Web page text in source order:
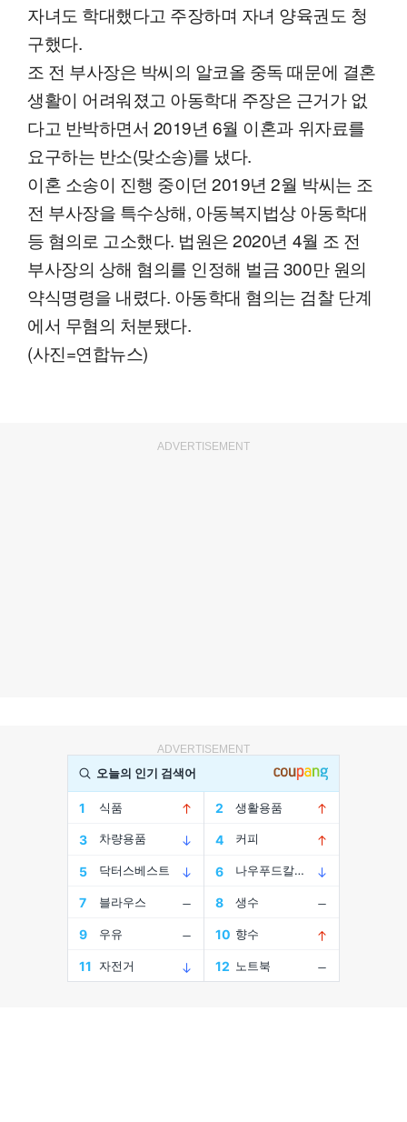
자녀도 학대했다고 주장하며 자녀 양육권도 청
구했다.
조 전 부사장은 박씨의 알코올 중독 때문에 결혼
생활이 어려워졌고 아동학대 주장은 근거가 없
다고 반박하면서 2019년 6월 이혼과 위자료를
요구하는 반소(맞소송)를 냈다.
이혼 소송이 진행 중이던 2019년 2월 박씨는 조
전 부사장을 특수상해, 아동복지법상 아동학대
등 혐의로 고소했다. 법원은 2020년 4월 조 전
부사장의 상해 혐의를 인정해 벌금 300만 원의
약식명령을 내렸다. 아동학대 혐의는 검찰 단계
에서 무혐의 처분됐다.
(사진=연합뉴스)
ADVERTISEMENT
ADVERTISEMENT